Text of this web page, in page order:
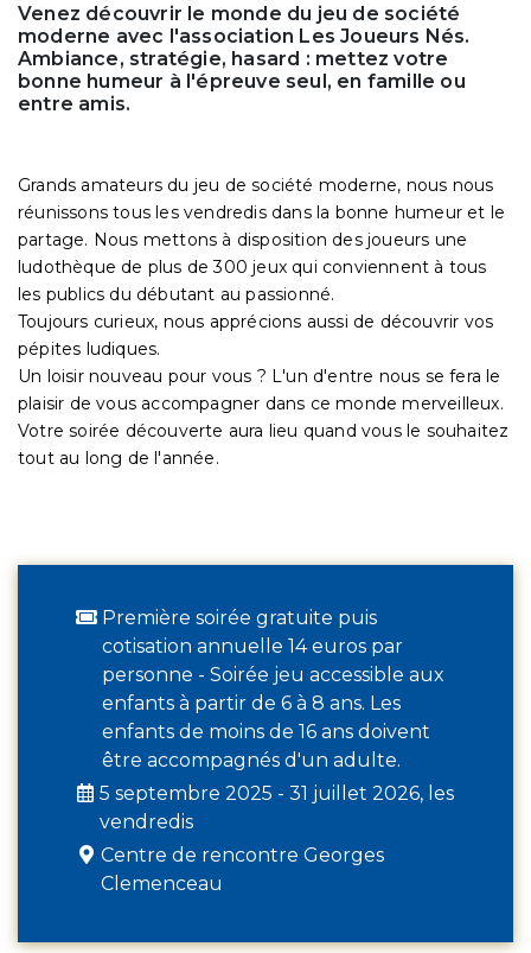
Venez découvrir le monde du jeu de société
moderne avec l'association Les Joueurs Nés.
Ambiance, stratégie, hasard : mettez votre
bonne humeur à l'épreuve seul, en famille ou
entre amis.
Grands amateurs du jeu de société moderne, nous nous
réunissons tous les vendredis dans la bonne humeur et le
partage. Nous mettons à disposition des joueurs une
ludothèque de plus de 300 jeux qui conviennent à tous
les publics du débutant au passionné.
Toujours curieux, nous apprécions aussi de découvrir vos
pépites ludiques.
Un loisir nouveau pour vous ? L'un d'entre nous se fera le
plaisir de vous accompagner dans ce monde merveilleux.
Votre soirée découverte aura lieu quand vous le souhaitez
tout au long de l'année.
Première soirée gratuite puis
cotisation annuelle 14 euros par
personne - Soirée jeu accessible aux
enfants à partir de 6 à 8 ans. Les
enfants de moins de 16 ans doivent
être accompagnés d'un adulte.
5 septembre 2025 - 31 juillet 2026, les
vendredis
Centre de rencontre Georges
Clemenceau